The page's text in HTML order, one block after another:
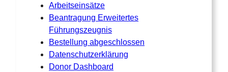
Arbeitseinsätze
Beantragung Erweitertes
Führungszeugnis
Bestellung abgeschlossen
Datenschutzerklärung
Donor Dashboard